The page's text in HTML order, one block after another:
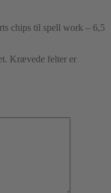
chips til spell work – 6,5
Krævede felter er